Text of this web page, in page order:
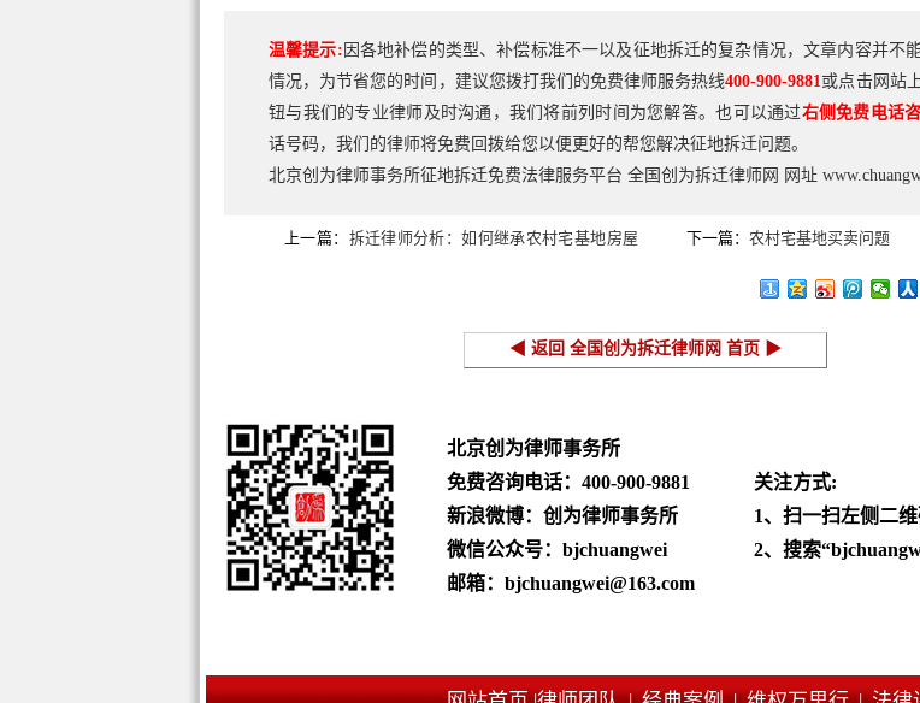
温馨提示: 因各地补偿的类型、补偿标准不一以及征地拆迁的复杂情况，文章内容并不
情况，为节省您的时间，建议您拨打我们的免费律师服务热线400-900-9881或点击网站
钮与我们的专业律师及时沟通，我们将前列时间为您解答。也可以通过右侧免费电话
话号码，我们的律师将免费回拨给您以便更好的帮您解决征地拆迁问题。
北京创为律师事务所征地拆迁免费法律服务平台 全国创为拆迁律师网 网址
上一篇： 拆迁律师分析：如何继承农村宅基地房屋 下一篇： 农村宅基地买卖问题
◀ 返回 全国创为拆迁律师网 首页 ▶
北京创为律师事务所
免费咨询电话： 400-900-9881
新浪微博：创为律师事务所
微信公众号：bjchuangwei
邮箱：bjchuangwei@163.com
关注方式:
1、扫一扫左侧二
2、搜索